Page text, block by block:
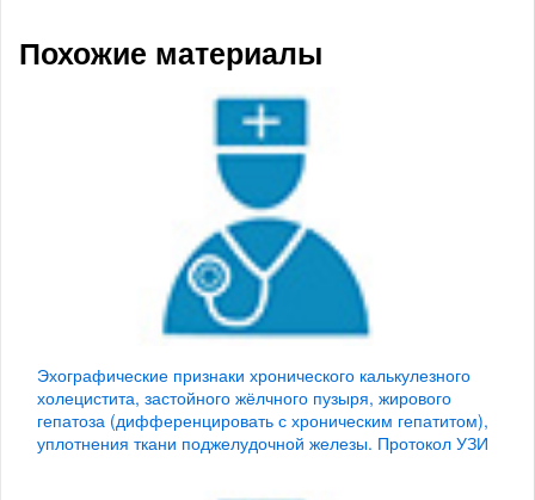
Похожие материалы
Эхографические признаки хронического калькулезного
холецистита, застойного жёлчного пузыря, жирового
гепатоза (дифференцировать с хроническим гепатитом),
уплотнения ткани поджелудочной железы. Протокол УЗИ